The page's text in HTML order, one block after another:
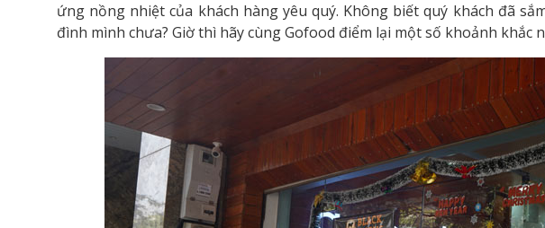
ứng nồng nhiệt của khách hàng yêu quý. Không biết quý khách đã
đình mình chưa? Giờ thì hãy cùng Gofood điểm lại một số khoảnh khắc